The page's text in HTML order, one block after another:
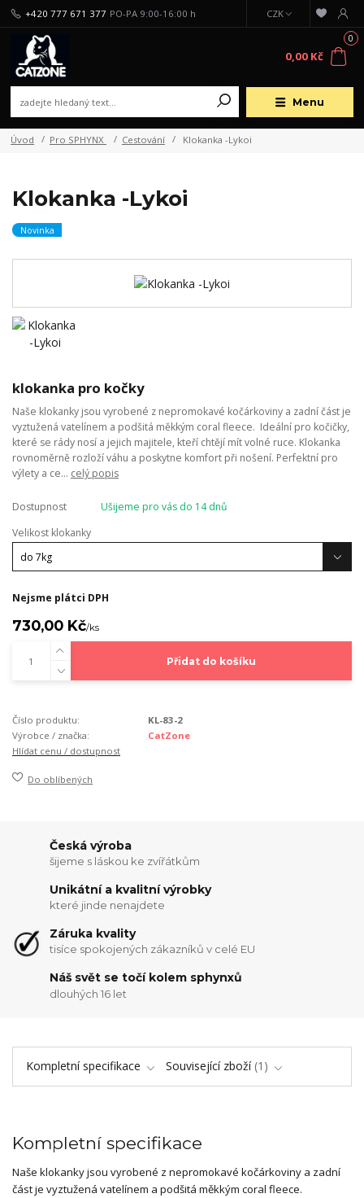
Menu
CZK
+420 777 671 377 PO-PA 9:00-16:00 h
0
0,00 Kč
Úvod Pro SPHYNX Cestování Klokanka -Lykoi
Klokanka -Lykoi
Novinka
klokanka pro kočky
Naše klokanky jsou vyrobené z nepromokavé kočárkoviny a zadní část je
vyztužená vatelínem a podšitá měkkým coral fleece. Ideální pro kočičky,
které se rády nosí a jejich majitele, kteří chtějí mít volné ruce. Klokanka
rovnoměrně rozloží váhu a poskytne komfort při nošení. Perfektní pro
výlety a ce... celý popis
Dostupnost
Ušijeme pro vás do 14 dnů
Velikost klokanky
Nejsme plátci DPH
730,00 Kč/ks
Přidat do košíku
Číslo produktu:
KL-83-2
Výrobce / značka:
CatZone
Hlídat cenu / dostupnost
Do oblíbených
Česká výroba
šijeme s láskou ke zvířátkům
Unikátní a kvalitní výrobky
které jinde nenajdete
Záruka kvality
tisíce spokojených zákazníků v celé EU
Náš svět se točí kolem sphynxů
dlouhých 16 let
Kompletní specifikace Související zboží 1
Kompletní specifikace
Naše klokanky jsou vyrobené z nepromokavé kočárkoviny a zadní
část je vyztužená vatelínem a podšitá měkkým coral fleece.